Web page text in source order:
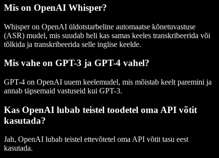
Mis on OpenAI Whisper?
Whisper on OpenAI üldotstarbeline automaatse kõnetuvastuse
(ASR) mudel, mis suudab heli kas samas keeles transkribeerida või
tõlkida ja transkribeerida selle inglise keelde.
Mis vahe on GPT-3 ja GPT-4 vahel?
GPT-4 on OpenAI uuem keelemudel, mis mõistab keelt paremini ja
annab täpsemaid vastuseid kui GPT-3.
Kas OpenAI lubab teistel toodetel oma API võtit
kasutada?
Jah, OpenAI lubab teistel ettevõtetel oma API võtit tasu eest
kasutada.